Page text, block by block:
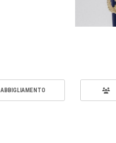
ABBIGLIAMENTO